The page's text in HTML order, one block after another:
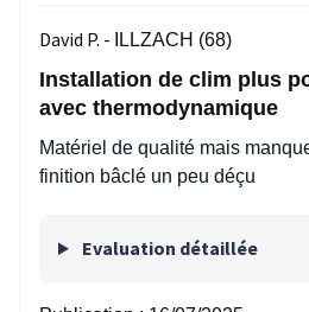
David P. - ILLZACH (68)
Installation de clim plus
avec thermodynamique
Matériel de qualité mais
finition bâclé un peu déçu
Evaluation détaillée